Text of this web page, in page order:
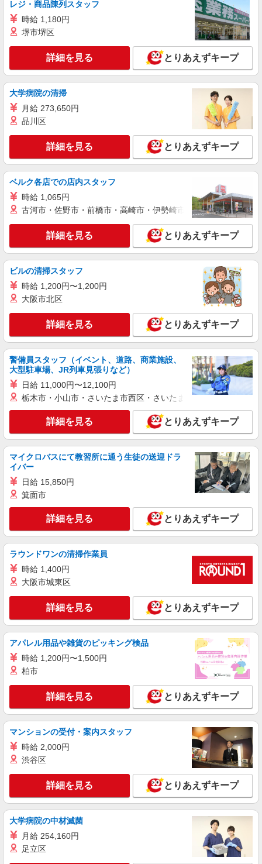
レジ・商品陳列スタッフ
時給 1,180円
堺市堺区
詳細を見る とりあえずキープ
大学病院の清掃
月給 273,650円
品川区
詳細を見る とりあえずキープ
ベルク各店での店内スタッフ
時給 1,065円
古河市・佐野市・前橋市・高崎市・伊勢崎市・太田市・館林市
詳細を見る とりあえずキープ
ビルの清掃スタッフ
時給 1,200円〜1,200円
大阪市北区
詳細を見る とりあえずキープ
警備員スタッフ（イベント、道路、商業施設、
大型駐車場、JR列車見張りなど）
日給 11,000円〜12,100円
栃木市・小山市・さいたま市西区・さいたま市岩槻区・久喜市・
詳細を見る とりあえずキープ
マイクロバスにて教習所に通う生徒の送迎ドラ
イバー
日給 15,850円
箕面市
詳細を見る とりあえずキープ
ラウンドワンの清掃作業員
時給 1,400円
大阪市城東区
詳細を見る とりあえずキープ
アパレル用品や雑貨のピッキング検品
時給 1,200円〜1,500円
柏市
詳細を見る とりあえずキープ
マンションの受付・案内スタッフ
時給 2,000円
渋谷区
詳細を見る とりあえずキープ
大学病院の中材滅菌
月給 254,160円
足立区